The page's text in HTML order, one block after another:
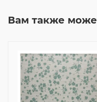
Вам также